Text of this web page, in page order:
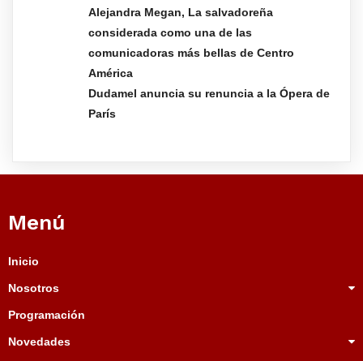
Alejandra Megan, La salvadoreña
considerada como una de las
comunicadoras más bellas de Centro
América
Dudamel anuncia su renuncia a la Ópera de
París
Menú
Inicio
Nosotros
Programación
Novedades